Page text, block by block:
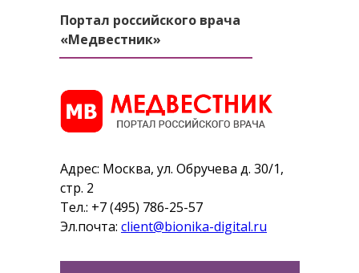
Портал российского врача
«Медвестник»
Адрес: Москва, ул. Обручева д. 30/1,
стр. 2
Тел.: +7 (495) 786-25-57
Эл.почта: client@bionika-digital.ru